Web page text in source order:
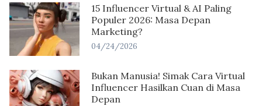
15 Influencer Virtual & AI Paling
Populer 2026: Masa Depan
Marketing?
04/24/2026
Bukan Manusia! Simak Cara Virtual
Influencer Hasilkan Cuan di Masa
Depan